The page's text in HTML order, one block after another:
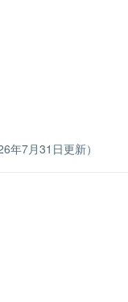
年7月31日更新）